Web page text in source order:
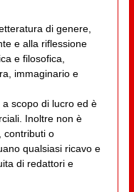
di genere,
e alla riflessione
e filosofica,
immaginario e
scopo di lucro ed è
Inoltre non è
contributi o
qualsiasi ricavo e
di redattori e